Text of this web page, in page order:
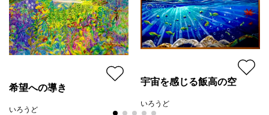
希望への導き
いろうど
宇宙を感じる飯高の空
いろうど